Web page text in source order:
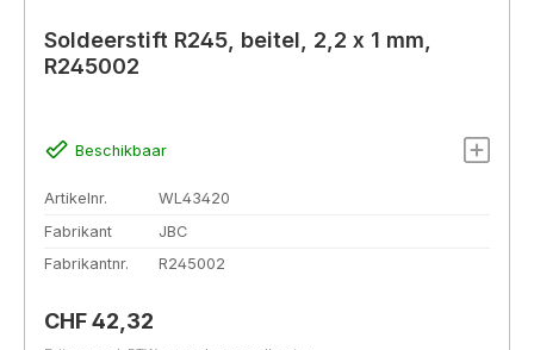
Soldeerstift R245, beitel, 2,2 x 1 mm,
R245002
Beschikbaar
Artikelnr.
WL43420
Fabrikant
JBC
Fabrikantnr.
R245002
Normale prijs:
CHF 42,32